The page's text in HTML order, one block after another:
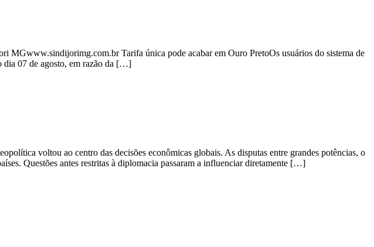
MGwww.sindijorimg.com.br Tarifa única pode acabar em Ouro PretoOs usuários do sistema de
dia 07 de agosto, em razão da […]
voltou ao centro das decisões econômicas globais. As disputas entre grandes potências, o
Questões antes restritas à diplomacia passaram a influenciar diretamente […]